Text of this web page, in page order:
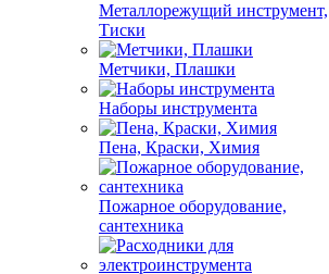
Металлорежущий инструмент,
Тиски
Метчики, Плашки
Наборы инструмента
Пена, Краски, Химия
Пожарное оборудование,
сантехника